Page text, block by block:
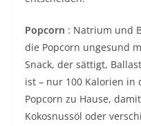
Popcorn : Natrium und
die Popcorn ungesund
Snack, der sättigt,
ist – nur 100 Kalorien in
Popcorn zu Hause,
Kokosnussöl oder